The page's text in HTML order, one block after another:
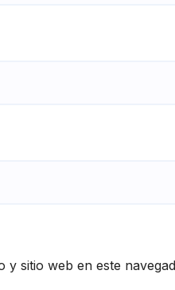
sitio web en este